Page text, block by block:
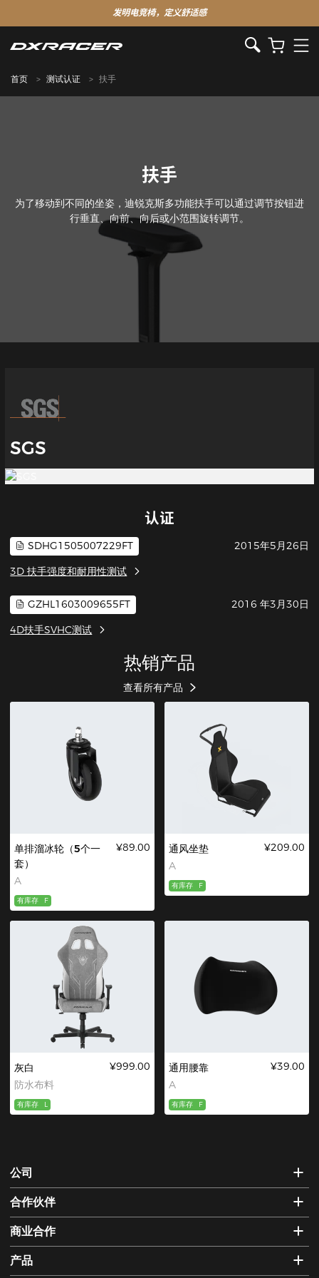
发明电竞椅，定义舒适感
首页 测试认证 扶手
扶手
为了移动到不同的坐姿，迪锐克斯多功能扶手可以通过调节按钮进
行垂直、向前、向后或小范围旋转调节。
SGS
认证
SDHG1505007229FT
3D 扶手强度和耐用性测试
2015年5月26日
GZHL1603009655FT
4D扶手SVHC测试
2016 年3月30日
热销产品
查看所有产品
单排溜冰轮（5个一
套）
A
¥89.00
有库存 F
通风坐垫
A
¥209.00
有库存 F
灰白
防水布料
¥999.00
有库存 L
通用腰靠
A
¥39.00
有库存 F
公司
合作伙伴
商业合作
产品